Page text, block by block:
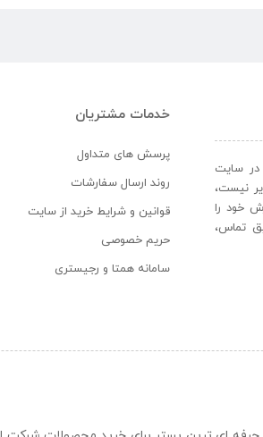
در سایت
نیست،
خود را
تماس،
خدمات مشتریان
پرسش های متداول
روند ارسال سفارشات
قوانین و شرایط خرید از سایت
حریم خصوصی
سامانه همتا و رجیستری